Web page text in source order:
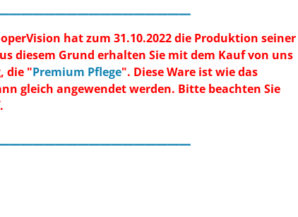
hat zum 31.10.2022 die Produktion seiner
diesem Grund erhalten Sie mit dem Kauf von uns
die "Premium Pflege". Diese Ware ist wie das
gleich angewendet werden. Bitte beachten Sie